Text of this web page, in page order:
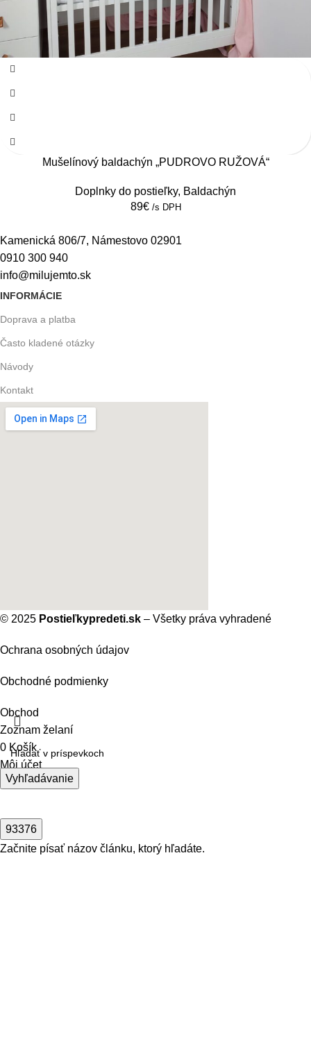
Mušelínový baldachýn „PUDROVO RUŽOVÁ“
Doplnky do postieľky, Baldachýn
89€ /s DPH
Kamenická 806/7, Námestovo 02901
0910 300 940
info@milujemto.sk
INFORMÁCIE
Doprava a platba
Často kladené otázky
Návody
Kontakt
© 2025 Postieľkypredeti.sk – Všetky práva vyhradené
Ochrana osobných údajov
Obchodné podmienky
Vyhľadávanie
Začnite písať názov článku, ktorý hľadáte.
Obchod
Zoznam želaní
0 Košík
Môj účet